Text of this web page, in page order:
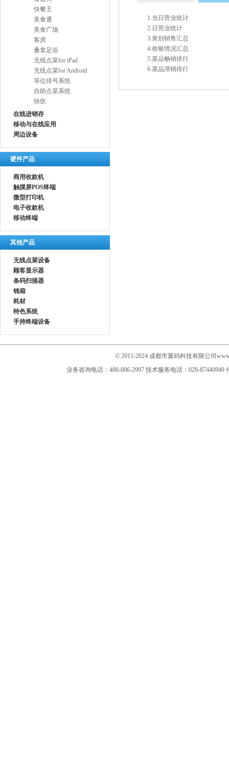
快餐王
美食通
美食广场
客房
桑拿足浴
无线点菜for iPad
无线点菜for Android
等位排号系统
自助点菜系统
快饮
在线进销存
移动与在线应用
周边设备
硬件产品
商用收款机
触摸屏POS终端
微型打印机
电子收款机
移动终端
其他产品
无线点菜设备
顾客显示器
条码扫描器
钱箱
耗材
特色系统
手持终端设备
1.当日营业统计
2.日营业统计
3.类别销售汇总
4.收银情况汇总
5.菜品畅销排行
6.菜品滞销排行
© 2011-2024 成都市翼码科技有限公司
业务咨询电话：400-006-2997 技术服务电话：028-87440949